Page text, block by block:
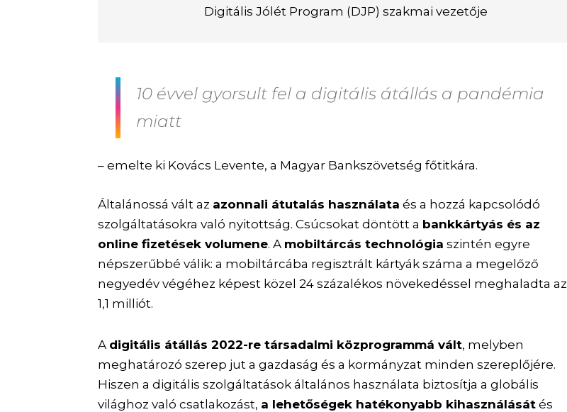
Digitális Jólét Program (DJP) szakmai vezetője
10 évvel gyorsult fel a digitális átállás a pandémia
miatt
– emelte ki Kovács Levente, a Magyar Bankszövetség főtitkára.
Általánossá vált az azonnali átutalás használata és a hozzá kapcsolódó
szolgáltatásokra való nyitottság. Csúcsokat döntött a bankkártyás és az
online fizetések volumene. A mobiltárcás technológia szintén egyre
népszerűbbé válik: a mobiltárcába regisztrált kártyák száma a megelőző
negyedév végéhez képest közel 24 százalékos növekedéssel meghaladta az
1,1 milliót.
A digitális átállás 2022-re társadalmi közprogrammá vált, melyben
meghatározó szerep jut a gazdaság és a kormányzat minden szereplőjére.
Hiszen a digitális szolgáltatások általános használata biztosítja a globális
világhoz való csatlakozást, a lehetőségek hatékonyabb kihasználását és